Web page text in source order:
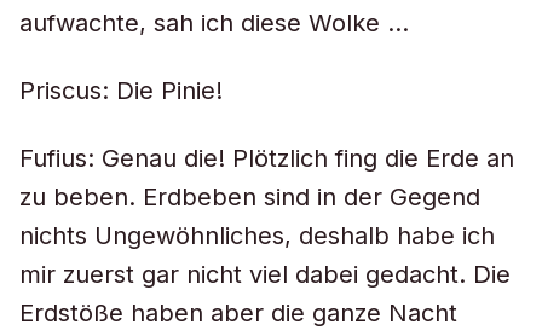
aufwachte, sah ich diese Wolke …
Priscus: Die Pinie!
Fufius: Genau die! Plötzlich fing die Erde an
zu beben. Erdbeben sind in der Gegend
nichts Ungewöhnliches, deshalb habe ich
mir zuerst gar nicht viel dabei gedacht. Die
Erdstöße haben aber die ganze Nacht